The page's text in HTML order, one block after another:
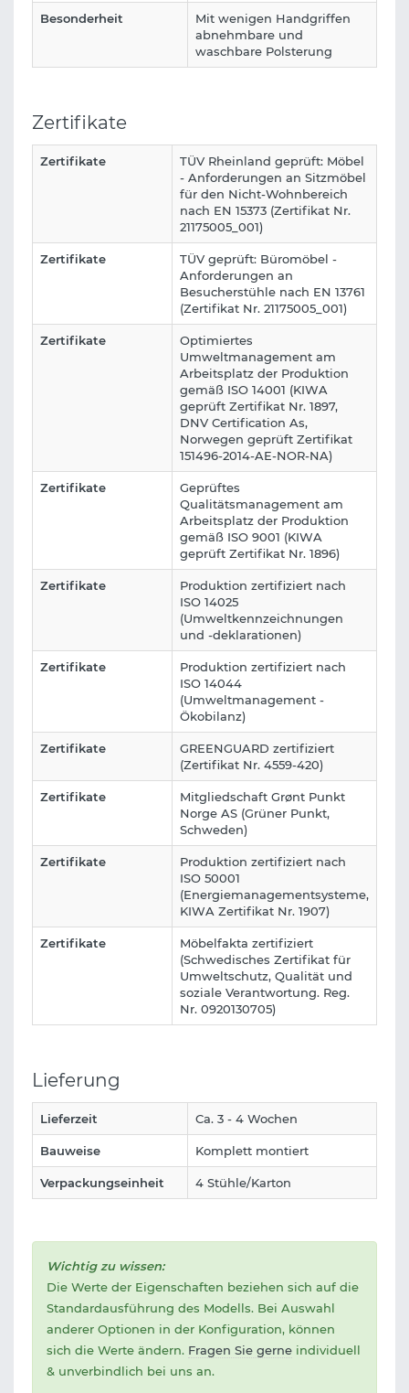
Besonderheit
Mit wenigen Handgriffen
abnehmbare und
waschbare Polsterung
Zertifikate
Zertifikate
TÜV Rheinland geprüft: Möbel
- Anforderungen an Sitzmöbel
für den Nicht-Wohnbereich
nach EN 15373 (Zertifikat Nr.
21175005_001)
Zertifikate
TÜV geprüft: Büromöbel -
Anforderungen an
Besucherstühle nach EN 13761
(Zertifikat Nr. 21175005_001)
Zertifikate
Optimiertes
Umweltmanagement am
Arbeitsplatz der Produktion
gemäß ISO 14001 (KIWA
geprüft Zertifikat Nr. 1897,
DNV Certification As,
Norwegen geprüft Zertifikat
151496-2014-AE-NOR-NA)
Zertifikate
Geprüftes
Qualitätsmanagement am
Arbeitsplatz der Produktion
gemäß ISO 9001 (KIWA
geprüft Zertifikat Nr. 1896)
Zertifikate
Produktion zertifiziert nach
ISO 14025
(Umweltkennzeichnungen
und -deklarationen)
Zertifikate
Produktion zertifiziert nach
ISO 14044
(Umweltmanagement -
Ökobilanz)
Zertifikate
GREENGUARD zertifiziert
(Zertifikat Nr. 4559-420)
Zertifikate
Mitgliedschaft Grønt Punkt
Norge AS (Grüner Punkt,
Schweden)
Zertifikate
Produktion zertifiziert nach
ISO 50001
(Energiemanagementsysteme,
KIWA Zertifikat Nr. 1907)
Zertifikate
Möbelfakta zertifiziert
(Schwedisches Zertifikat für
Umweltschutz, Qualität und
soziale Verantwortung. Reg.
Nr. 0920130705)
Lieferung
Lieferzeit Ca. 3 - 4 Wochen
Bauweise Komplett montiert
Verpackungseinheit 4 Stühle/Karton
Wichtig zu wissen:
Die Werte der Eigenschaften beziehen sich auf die
Standardausführung des Modells. Bei Auswahl
anderer Optionen in der Konfiguration, können
sich die Werte ändern. Fragen Sie gerne individuell
& unverbindlich bei uns an.